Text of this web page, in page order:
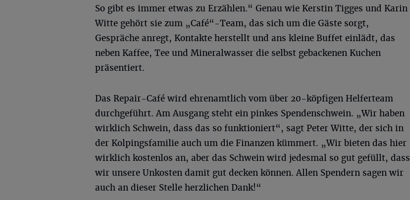
So gibt es immer etwas zu Erzählen.“ Genau wie Kerstin Tigges und Karin
Witte gehört sie zum „Café“-Team, das sich um die Gäste sorgt,
Gespräche anregt, Kontakte herstellt und ans kleine Buffet einlädt, das
neben Kaffee, Tee und Mineralwasser die selbst gebackenen Kuchen
präsentiert.
Das Repair-Café wird ehrenamtlich vom über 20-köpfigen Helferteam
durchgeführt. Am Ausgang steht ein pinkes Spendenschwein. „Wir haben
wirklich Schwein, dass das so funktioniert“, sagt Peter Witte, der sich in
der Kolpingsfamilie auch um die Finanzen kümmert. „Wir bieten das hier
wirklich kostenlos an, aber das Schwein wird jedesmal so gut gefüllt, dass
wir unsere Unkosten damit gut decken können. Allen Spendern sagen wir
auch an dieser Stelle herzlichen Dank!“